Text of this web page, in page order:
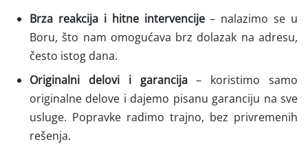
Brza reakcija i hitne intervencije– nalazimo se u
Boru, što nam omogućava brz dolazak na adresu,
često istog dana.
Originalni delovi i garancija– koristimo samo
originalne delove i dajemo pisanu garanciju na sve
usluge. Popravke radimo trajno, bez privremenih
rešenja.